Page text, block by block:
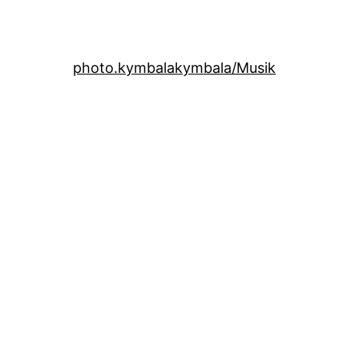
photo.kymbalakymbala/Musik